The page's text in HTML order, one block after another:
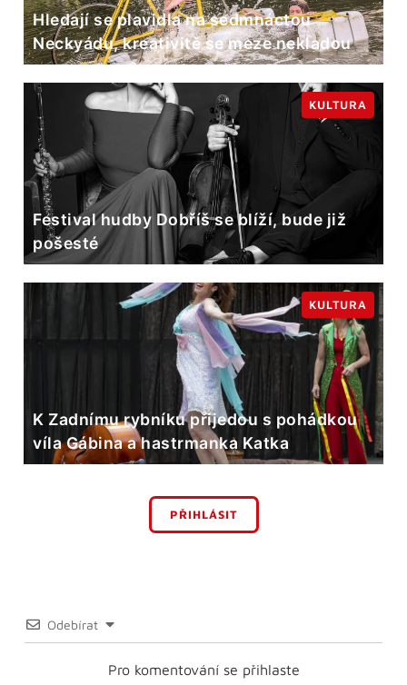
Hledají se plavidla na sedmnáctou
Neckyádu, kreativitě se meze nekladou
Festival hudby Dobříš se blíží, bude již
pošesté
KULTURA
K Zadnímu rybníku přijedou s pohádkou
víla Gábina a hastrmanka Katka
KULTURA
PŘIHLÁSIT
Odebírat
Pro komentování se přihlaste